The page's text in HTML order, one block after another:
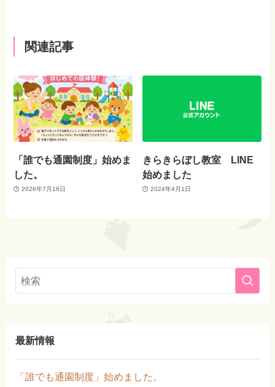
関連記事
「誰でも通園制度」始めま
した。
2026年7月16日
きらきらぼし教室 LINE
始めました
2024年4月1日
最新情報
「誰でも通園制度」始めました。